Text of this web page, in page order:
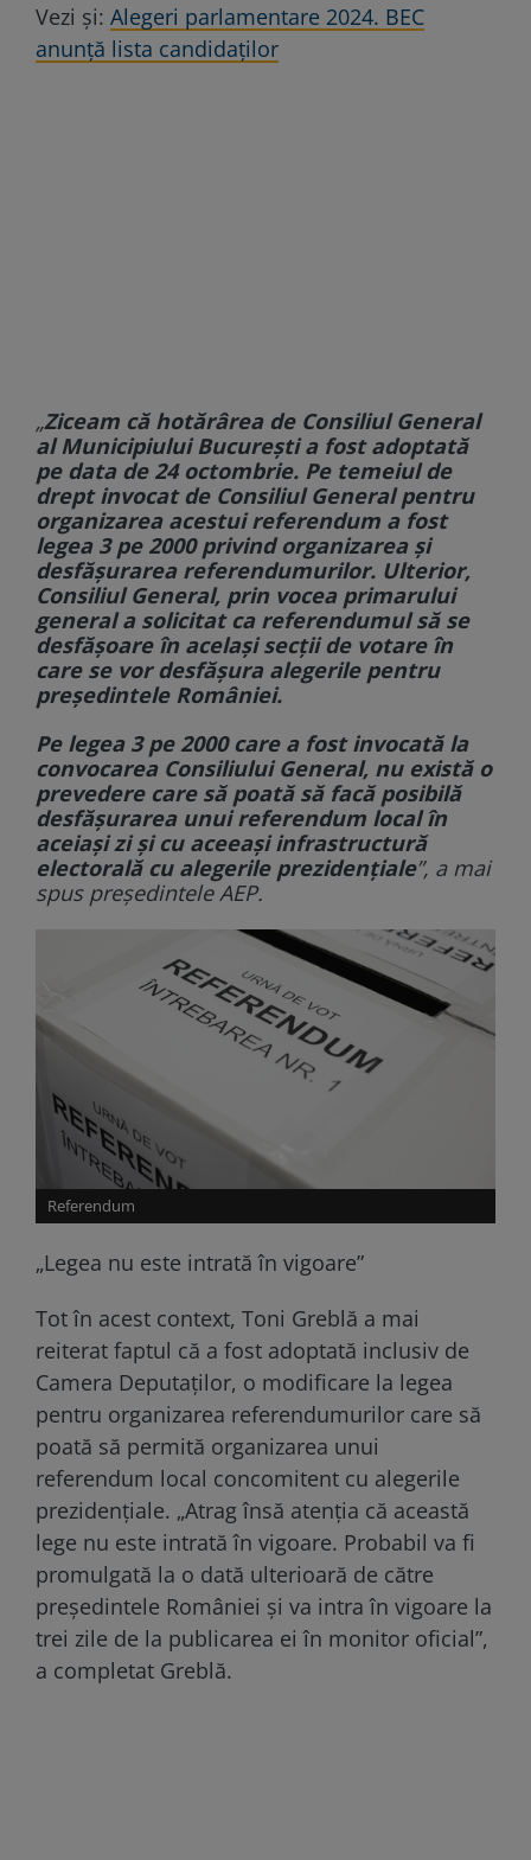
Vezi și: Alegeri parlamentare 2024. BEC
anunță lista candidaților
„Ziceam că hotărârea de Consiliul General
al Municipiului București a fost adoptată
pe data de 24 octombrie. Pe temeiul de
drept invocat de Consiliul General pentru
organizarea acestui referendum a fost
legea 3 pe 2000 privind organizarea și
desfășurarea referendumurilor. Ulterior,
Consiliul General, prin vocea primarului
general a solicitat ca referendumul să se
desfășoare în același secții de votare în
care se vor desfășura alegerile pentru
președintele României.
Pe legea 3 pe 2000 care a fost invocată la
convocarea Consiliului General, nu există o
prevedere care să poată să facă posibilă
desfășurarea unui referendum local în
aceiași zi și cu aceeași infrastructură
electorală cu alegerile prezidențiale”, a mai
spus președintele AEP.
Referendum
„Legea nu este intrată în vigoare”
Tot în acest context, Toni Greblă a mai
reiterat faptul că a fost adoptată inclusiv de
Camera Deputaților, o modificare la legea
pentru organizarea referendumurilor care să
poată să permită organizarea unui
referendum local concomitent cu alegerile
prezidențiale. „Atrag însă atenția că această
lege nu este intrată în vigoare. Probabil va fi
promulgată la o dată ulterioară de către
președintele României și va intra în vigoare la
trei zile de la publicarea ei în monitor oficial”,
a completat Greblă.